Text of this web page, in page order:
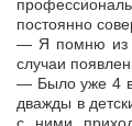
постоянно
— Я помню из
случаи
— Было уже 4
дважды в